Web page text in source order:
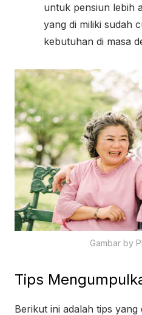
untuk pensiun lebih
yang di miliki sudah
kebutuhan di masa
Gambar by
Tips
Berikut ini adalah tips